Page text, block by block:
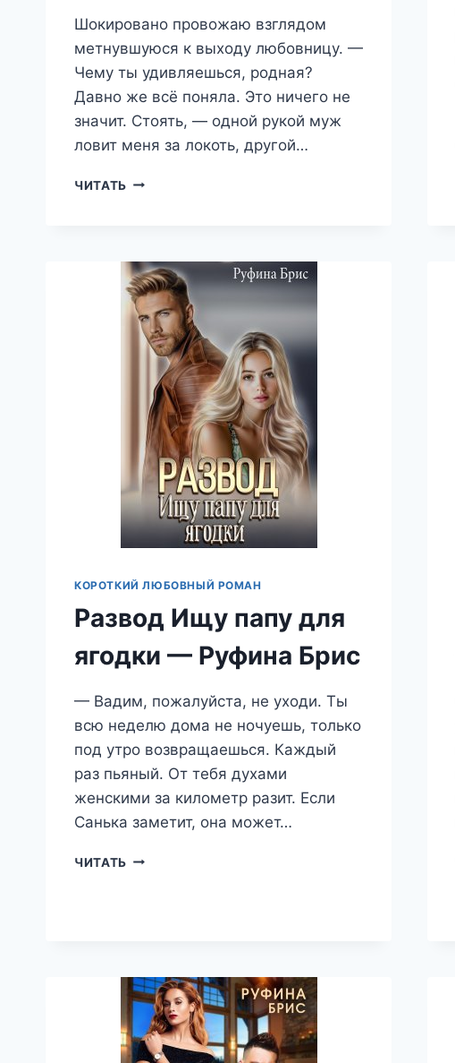
Шокировано провожаю взглядом
метнувшуюся к выходу любовницу. —
Чему ты удивляешься, родная?
Давно же всё поняла. Это ничего не
значит. Стоять, — одной рукой муж
ловит меня за локоть, другой…
ЧИТАТЬ ИЗМЕНА
БРИС
КОРОТКИЙ ЛЮБОВНЫЙ РОМАН
Развод Ищу папу для
ягодки — Руфина Брис
— Вадим, пожалуйста, не уходи. Ты
всю неделю дома не ночуешь, только
под утро возвращаешься. Каждый
раз пьяный. От тебя духами
женскими за километр разит. Если
Санька заметит, она может…
ЧИТАТЬ РАЗВОД
БРИС